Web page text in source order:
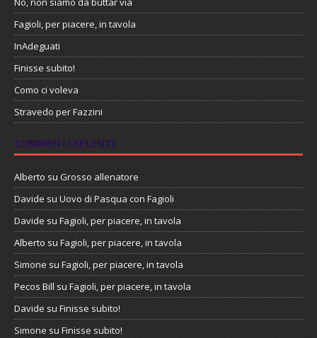
Fagioli, per piacere, in tavola
InAdeguati
Finisse subito!
Como ci voleva
Stravedo per Fazzini
COMMENTI RECENTI
Alberto su Grosso allenatore
Davide su Uovo di Pasqua con Fagioli
Davide su Fagioli, per piacere, in tavola
Alberto su Fagioli, per piacere, in tavola
Simone su Fagioli, per piacere, in tavola
Pecos Bill su Fagioli, per piacere, in tavola
Davide su Finisse subito!
Simone su Finisse subito!